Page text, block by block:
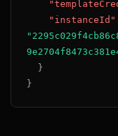
"instanceId"
}
}